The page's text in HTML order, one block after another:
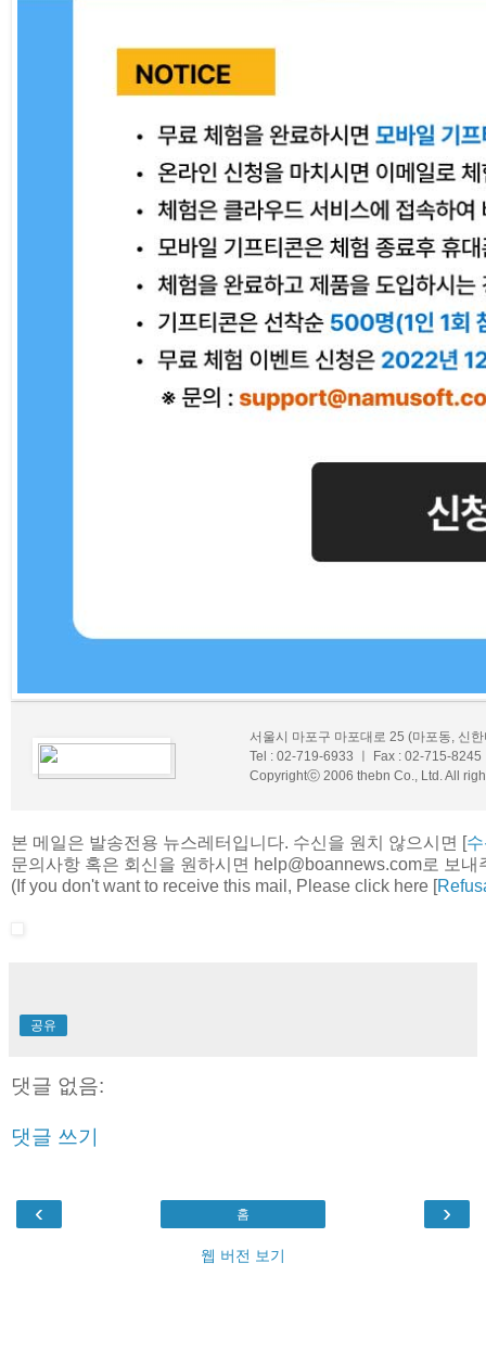
서울시 마포구 마포대로 25 (마포동, 신
Tel : 02-719-6933 ㅣ Fax : 02-715-
Copyrightⓒ 2006 thebn Co., Ltd. All
본 메일은 발송전용 뉴스레터입니다. 수신을 원치 않으시면 [
문의사항 혹은 회신을 원하시면 help@boannews.com로 보내
(If you don't want to receive this mail, Please click here [
공유
댓글 없음:
댓글 쓰기
‹ ›
홈
웹 버전 보기